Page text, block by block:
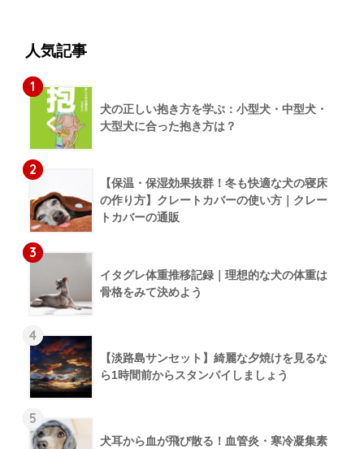
人気記事
1
犬の正しい抱き方を学ぶ：小型犬・中型犬・
大型犬に合った抱き方は？
2
【保温・保湿効果抜群！冬も快適な犬の寝床
の作り方】クレートカバーの使い方｜クレー
トカバーの通販
3
イタグレ体重推移記録｜理想的な犬の体重は
骨格をみて決めよう
4
【淡路島サンセット】綺麗な夕焼けを見るな
ら1時間前からスタンバイしましょう
5
犬耳から血が飛び散る！血管炎・寒冷凝集素